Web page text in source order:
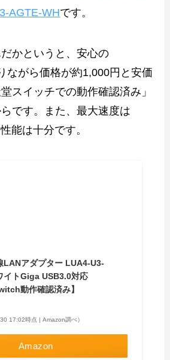
AGTE-WHです。
かというと、安心の
ながら価格が約1,000円と安価
スイッチでの動作確認済み」
です。また、最大速度は
能は十分です。
LANアダプター LUA4-U3-
イトGiga USB3.0対応
動作確認済み】
17:02時点 | Amazon調べ）
Amazon